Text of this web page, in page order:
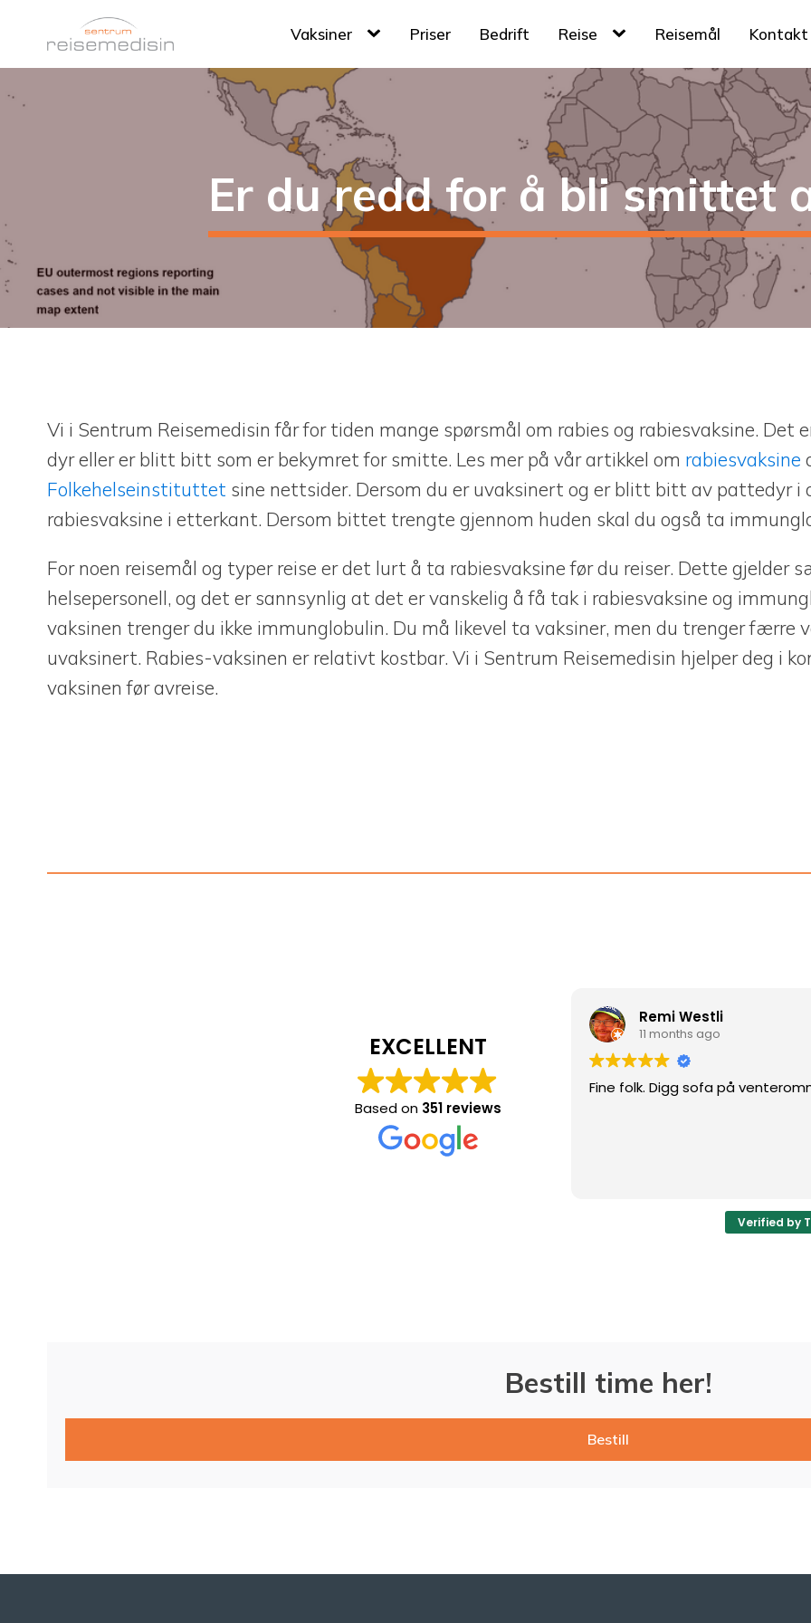
Vaksiner Priser Bedrift Reise Reisemål Kontakt
Er du redd for å bli smittet
Vi i Sentrum Reisemedisin får for tiden mange spørsmål om rabies og rabiesvaksine.
dyr eller er blitt bitt som er bekymret for smitte. Les mer på vår artikkel om rabiesvaksine
Folkehelseinstituttet sine nettsider. Dersom du er uvaksinert og er blitt bitt av pattedyr i
rabiesvaksine i etterkant. Dersom bittet trengte gjennom huden skal du også ta
For noen reisemål og typer reise er det lurt å ta rabiesvaksine før du reiser. Dette gjelder
helsepersonell, og det er sannsynlig at det er vanskelig å få tak i rabiesvaksine og
vaksinen trenger du ikke immunglobulin. Du må likevel ta vaksiner, men du trenger færre
uvaksinert. Rabies-vaksinen er relativt kostbar. Vi i Sentrum Reisemedisin hjelper deg i
vaksinen før avreise.
EXCELLENT
Based on 351 reviews
Remi Westli
11 months ago
Fine folk. Digg sofa på
Verified by
Bestill time her!
Bestill